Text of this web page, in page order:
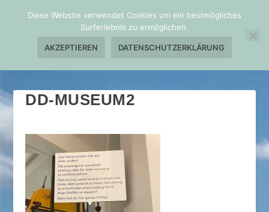
DD-MUSEUM2
Diese Website verwendet Cookies um ein bestmögliches
Surferlebnis zu ermöglichen.
AKZEPTIEREN DATENSCHUTZERKLÄRUNG